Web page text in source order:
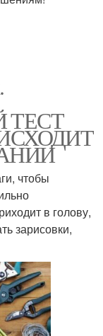
ТЕСТ
чтобы
в голову,
зарисовки,